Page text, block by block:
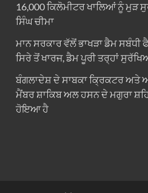
16,000 ਕਿਲੋਮੀਟਰ ਖਾਲਿਆਂ ਨੂੰ ਮੁੜ
ਸਿੰਘ ਚੀਮਾ
ਮਾਨ ਸਰਕਾਰ ਵੱਲੋਂ ਭਾਖੜਾ ਡੈਮ
ਸਿਰੇ ਤੋਂ ਖਾਰਜ, ਡੈਮ ਪੂਰੀ ਤਰ੍ਹਾਂ
ਬੰਗਲਾਦੇਸ਼ ਦੇ ਸਾਬਕਾ ਕ੍ਰਿਕਟਰ ਅਤੇ
ਮੈਂਬਰ ਸ਼ਾਕਿਬ ਅਲ ਹਸਨ ਦੇ ਮਗੁਰਾ
ਹੋਇਆ ਹੈ